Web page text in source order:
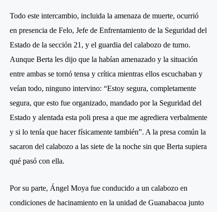
Todo este intercambio, incluida la amenaza de muerte, ocurrió
en presencia de Felo, Jefe de Enfrentamiento de la Seguridad del
Estado de la sección 21, y el guardia del calabozo de turno.
Aunque Berta les dijo que la habían amenazado y la situación
entre ambas se tornó tensa y crítica mientras ellos escuchaban y
veían todo, ninguno intervino: “Estoy segura, completamente
segura, que esto fue organizado, mandado por la Seguridad del
Estado y alentada esta poli presa a que me agrediera verbalmente
y si lo tenía que hacer físicamente también”. A la presa común la
sacaron del calabozo a las siete de la noche sin que Berta supiera
qué pasó con ella.
Por su parte, Ángel Moya fue conducido a un calabozo en
condiciones de hacinamiento en la unidad de Guanabacoa junto